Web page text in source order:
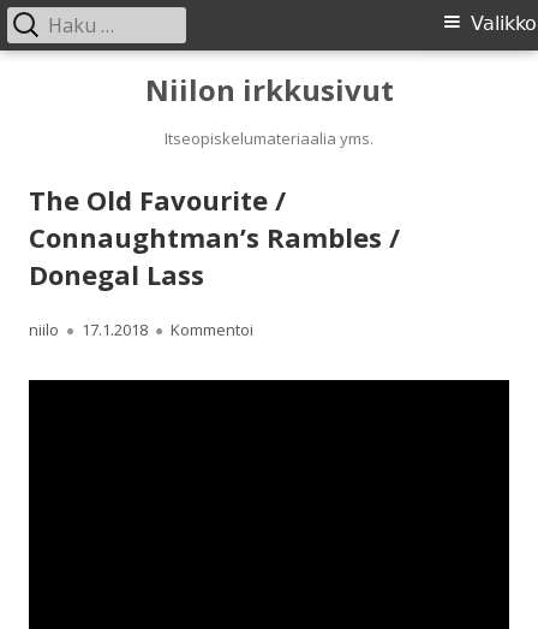
Niilon irkkusivut
Itseopiskelumateriaalia yms.
Ensisijainen
Valikko
Haku:
The Old Favourite /
Connaughtman’s Rambles /
Donegal Lass
Kirjoittaja
niilo Julkaistu
17.1.2018 Kommentoi